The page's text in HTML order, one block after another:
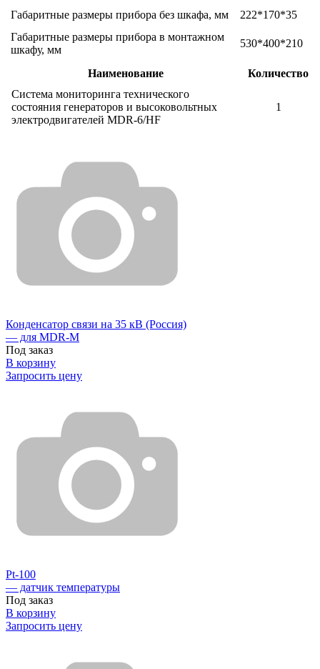
Габаритные размеры прибора без шкафа, мм
222*170*35
Габаритные размеры прибора в монтажном
шкафу, мм
530*400*210
Наименование
Количество
Cистема мониторинга технического
состояния генераторов и высоковольтных
электродвигателей MDR-6/HF
1
Конденсатор связи на 35 кВ (Россия)
— для MDR-M
Под заказ
В корзину
Запросить цену
Pt-100
— датчик температуры
Под заказ
В корзину
Запросить цену